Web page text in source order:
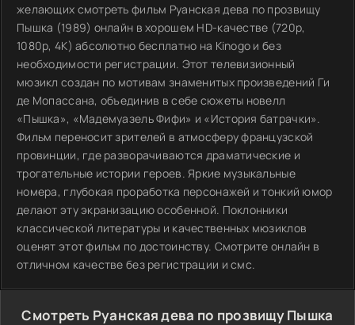
желающих смотреть фильм Руанская дева по прозвищу
Пышка (1989) онлайн в хорошем HD-качестве (720p,
1080p, 4К) абсолютно бесплатно на Kinogo и без
необходимости регистрации. Этот телевизионный
мюзикл создан по мотивам знаменитых произведений Ги
де Мопассана, объединив в себе сюжеты новелл
«Пышка», «Мадемуазель Фифи» и «История батрачки».
Фильм переносит зрителей в атмосферу французской
провинции, где разворачиваются драматические и
трогательные истории героев. Яркие музыкальные
номера, глубокая проработка персонажей и тонкий юмор
делают эту экранизацию особенной. Поклонники
классической литературы и качественных мюзиклов
оценят этот фильм по достоинству. Смотрите онлайн в
отличном качестве без регистрации и смс.
Смотреть Руанская дева по прозвищу Пышка